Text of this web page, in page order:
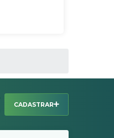
CADASTRAR